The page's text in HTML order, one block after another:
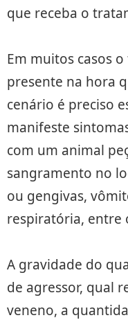
que receba o
Em muitos casos
presente na hora
cenário é preciso
manifeste
com um animal
sangramento no
ou gengivas,
respiratória, entre
A gravidade do
de agressor, qual
veneno, a